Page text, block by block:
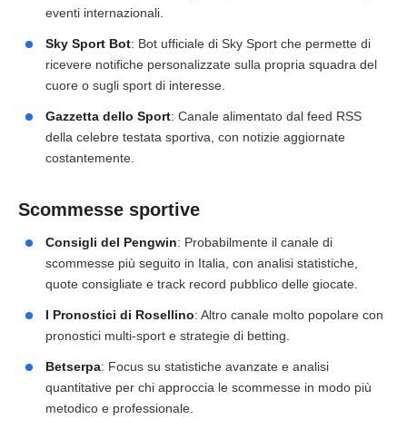
eventi internazionali.
Sky Sport Bot: Bot ufficiale di Sky Sport che permette di
ricevere notifiche personalizzate sulla propria squadra del
cuore o sugli sport di interesse.
Gazzetta dello Sport: Canale alimentato dal feed RSS
della celebre testata sportiva, con notizie aggiornate
costantemente.
Scommesse sportive
Consigli del Pengwin: Probabilmente il canale di
scommesse più seguito in Italia, con analisi statistiche,
quote consigliate e track record pubblico delle giocate.
I Pronostici di Rosellino: Altro canale molto popolare con
pronostici multi-sport e strategie di betting.
Betserpa: Focus su statistiche avanzate e analisi
quantitative per chi approccia le scommesse in modo più
metodico e professionale.